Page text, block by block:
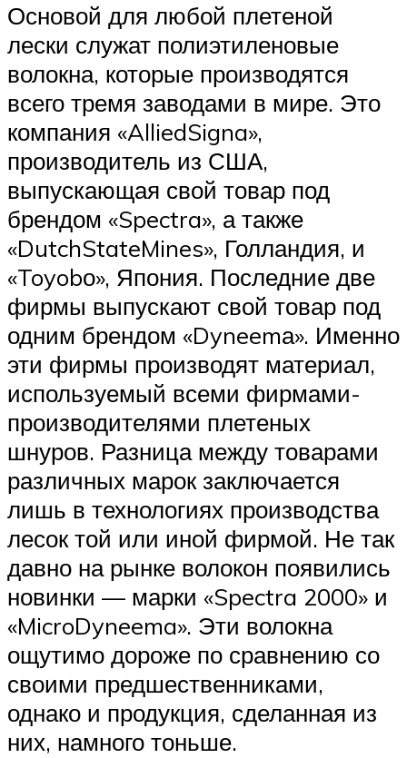
Основой для любой плетеной
лески служат полиэтиленовые
волокна, которые производятся
всего тремя заводами в мире. Это
компания «AlliedSigna»,
производитель из США,
выпускающая свой товар под
брендом «Spectra», а также
«DutchStateMines», Голландия, и
«Toyobо», Япония. Последние две
фирмы выпускают свой товар под
одним брендом «Dyneemа». Именно
эти фирмы производят материал,
используемый всеми фирмами-
производителями плетеных
шнуров. Разница между товарами
различных марок заключается
лишь в технологиях производства
лесок той или иной фирмой. Не так
давно на рынке волокон появились
новинки — марки «Spectra 2000» и
«MicroDyneema». Эти волокна
ощутимо дороже по сравнению со
своими предшественниками,
однако и продукция, сделанная из
них, намного тоньше.